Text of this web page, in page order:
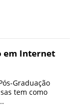
em Internet
Graduação
tem como